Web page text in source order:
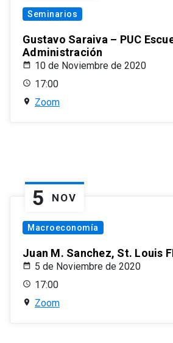
Seminarios
Gustavo Saraiva – PUC
Administración
10 de Noviembre de 2020
17:00
Zoom
5 NOV
Macroeconomía
Juan M. Sanchez, St. Louis
5 de Noviembre de 2020
17:00
Zoom